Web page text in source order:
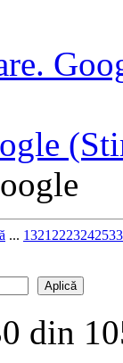
... 1321 2223242533
din